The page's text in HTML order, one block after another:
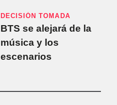
DECISIÓN TOMADA
BTS se alejará de la
música y los
escenarios